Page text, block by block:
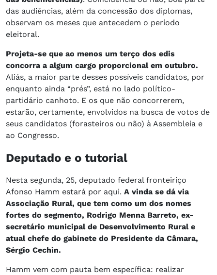
das audiências, além da concessão dos diplomas,
observam os meses que antecedem o período
eleitoral.
Projeta-se que ao menos um terço dos edis
concorra a algum cargo proporcional em outubro.
Aliás, a maior parte desses possíveis candidatos, por
enquanto ainda “prés”, está no lado político-
partidário canhoto. E os que não concorrerem,
estarão, certamente, envolvidos na busca de votos de
seus candidatos (forasteiros ou não) à Assembleia e
ao Congresso.
Deputado e o tutorial
Nesta segunda, 25, deputado federal fronteiriço
Afonso Hamm estará por aqui. A vinda se dá via
Associação Rural, que tem como um dos nomes
fortes do segmento, Rodrigo Menna Barreto, ex-
secretário municipal de Desenvolvimento Rural e
atual chefe do gabinete do Presidente da Câmara,
Sérgio Cechin.
Hamm vem com pauta bem específica: realizar